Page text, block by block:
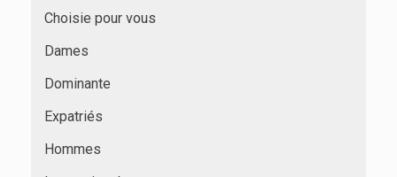
Choisie pour vous
Dames
Dominante
Expatriés
Hommes